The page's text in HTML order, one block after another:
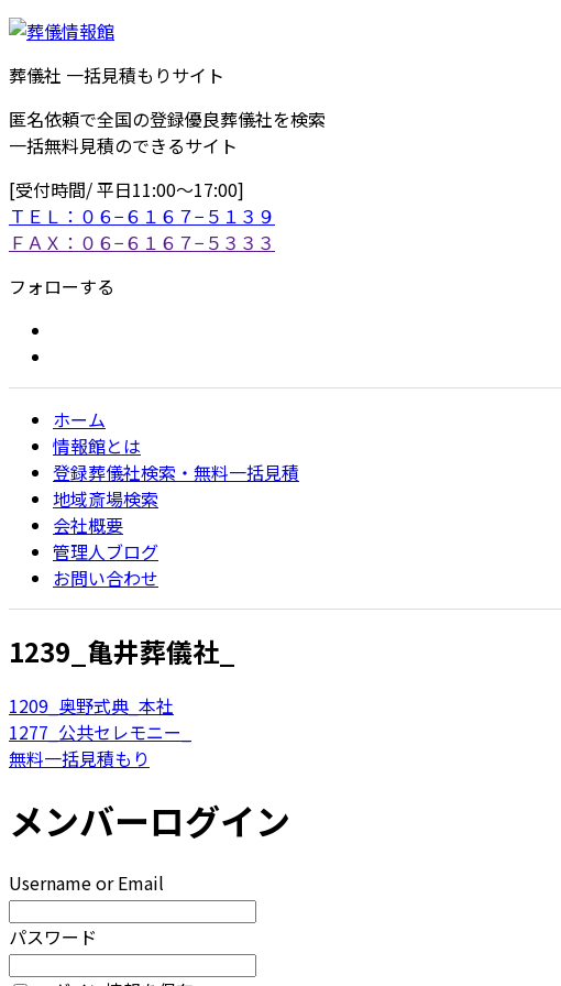
葬儀社 一括見積もりサイト
匿名依頼で全国の登録優良葬儀社を検索
一括無料見積のできるサイト
[受付時間/ 平日11:00〜17:00]
ＴＥＬ：０６−６１６７−５１３９
ＦＡＸ：０６−６１６７−５３３３
フォローする
ホーム
情報館とは
登録葬儀社検索・無料一括見積
地域斎場検索
会社概要
管理人ブログ
お問い合わせ
1239_亀井葬儀社_
1209_奥野式典_本社
1277_公共セレモニー_
無料一括見積もり
メンバーログイン
Username or Email
パスワード